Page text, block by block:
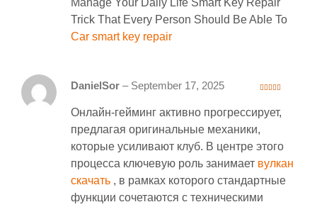
Trick That Every Person Should Be Able To
Car smart key repair
DanielSor – September 17, 2025
Онлайн-гейминг активно прогрессирует,
предлагая оригинальные механики,
которые усиливают клуб. В центре этого
процесса ключевую роль занимает вулкан
скачать , в рамках которого стандартные
функции сочетаются с техническими